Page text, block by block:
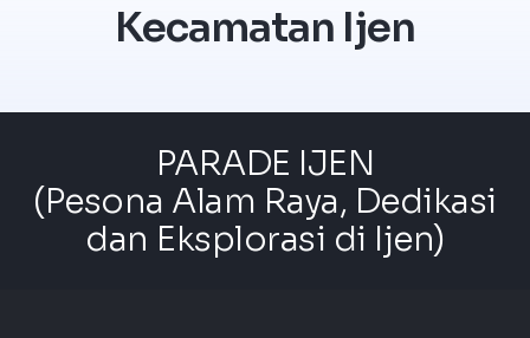
Kecamatan Ijen
PARADE IJEN
(Pesona Alam Raya, Dedikasi
dan Eksplorasi di Ijen)